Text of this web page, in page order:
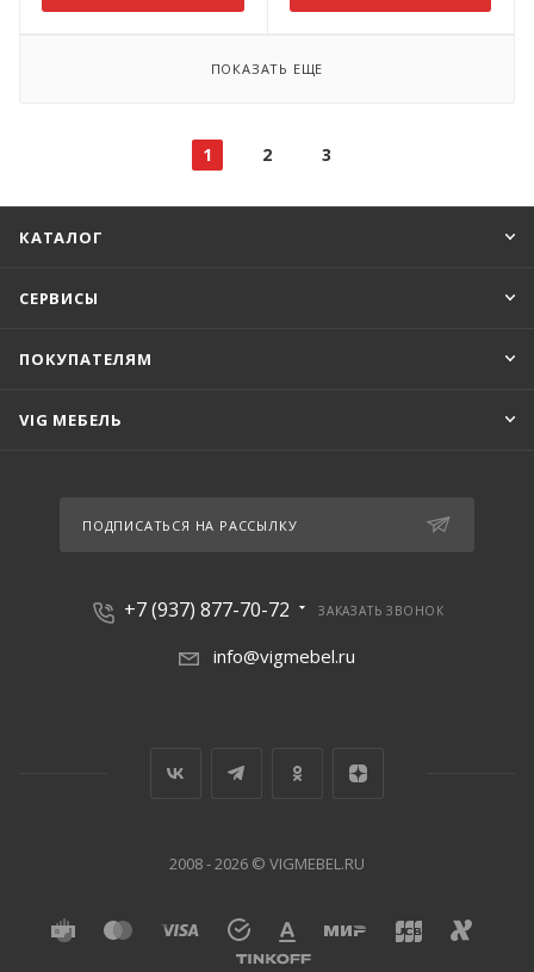
ПОКАЗАТЬ ЕЩЕ
1 2 3
КАТАЛОГ
СЕРВИСЫ
ПОКУПАТЕЛЯМ
VIG МЕБЕЛЬ
ПОДПИСАТЬСЯ НА РАССЫЛКУ
+7 (937) 877-70-72 ЗАКАЗАТЬ ЗВОНОК
info@vigmebel.ru
2008 - 2026 © VIGMEBEL.RU